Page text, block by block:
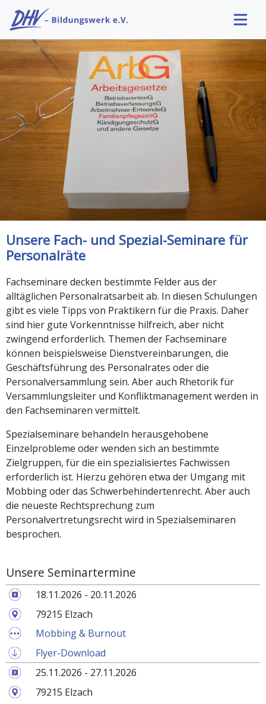
Unsere Fach- und Spezial-Seminare für
Personalräte
Fachseminare decken bestimmte Felder aus der
alltäglichen Personalratsarbeit ab. In diesen Schulungen
gibt es viele Tipps von Praktikern für die Praxis. Daher
sind hier gute Vorkenntnisse hilfreich, aber nicht
zwingend erforderlich. Themen der Fachseminare
können beispielsweise Dienstvereinbarungen, die
Geschäftsführung des Personalrates oder die
Personalversammlung sein. Aber auch Rhetorik für
Versammlungsleiter und Konfliktmanagement werden in
den Fachseminaren vermittelt.
Spezialseminare behandeln herausgehobene
Einzelprobleme oder wenden sich an bestimmte
Zielgruppen, für die ein spezialisiertes Fachwissen
erforderlich ist. Hierzu gehören etwa der Umgang mit
Mobbing oder das Schwerbehindertenrecht. Aber auch
die neueste Rechtsprechung zum
Personalvertretungsrecht wird in Spezialseminaren
besprochen.
Unsere Seminartermine
18.11.2026 - 20.11.2026
79215 Elzach
Mobbing & Burnout
Flyer-Download
25.11.2026 - 27.11.2026
79215 Elzach